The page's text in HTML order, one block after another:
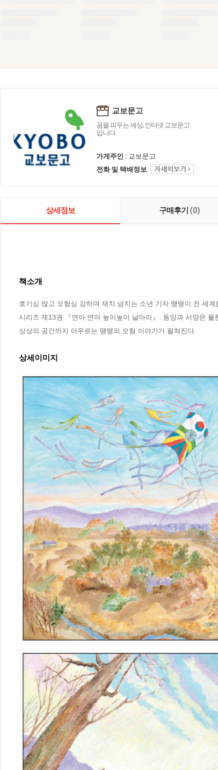
교보문고
꿈을 피우는 세상, 인터넷 교보문고
입니다.
가게주인 : 교보문고
전화 및 택배정보
상세정보 구매후기 (0)
책소개
호기심 많고 모험심 강하며 재치 넘치는 소년 기자 땡땡이 전 세
시리즈 제13권 『연아 연아 높이높이 날아라』. 동양과 서양은
상상의 공간까지 아우르는 땡땡의 모험 이야기가 펼쳐진다.
상세이미지